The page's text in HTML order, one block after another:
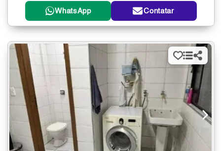
WhatsApp Contatar